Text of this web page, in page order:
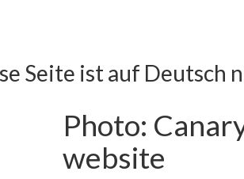
Seite ist auf Deutsch
Photo:
website